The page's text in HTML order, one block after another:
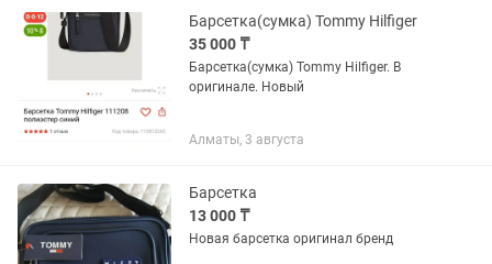
Барсетка(сумка) Tommy Hilfiger
35 000 ₸
Барсетка(сумка) Tommy Hilfiger. В
оригинале. Новый
Алматы, 3 августа
Барсетка
13 000 ₸
Новая барсетка оригинал бренд